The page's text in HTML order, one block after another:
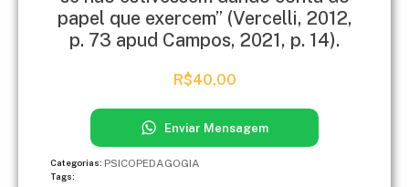
papel que exercem” (Vercelli, 2012,
p. 73 apud Campos, 2021, p. 14).
R$40,00
Enviar Mensagem
Categorias: PSICOPEDAGOGIA
Tags: